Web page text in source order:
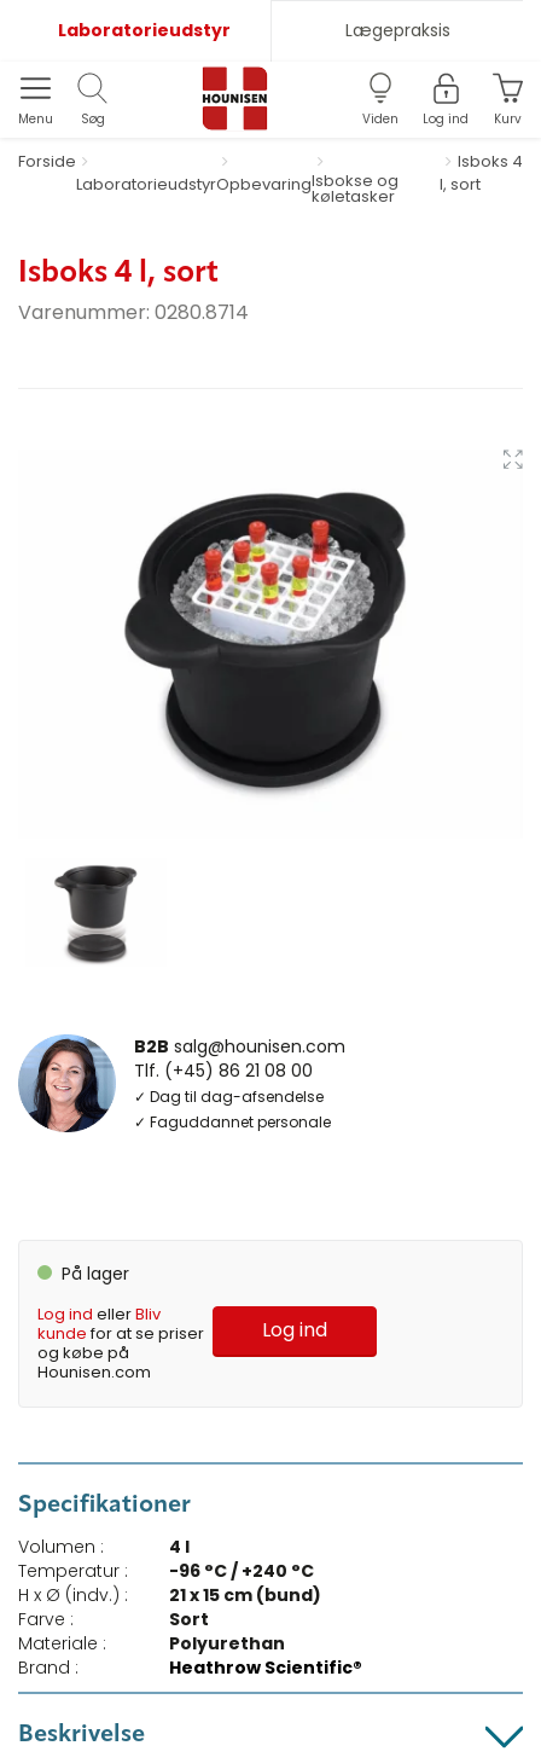
Laboratorieudstyr Lægepraksis
Menu Søg Viden Log ind Kurv
Forside
LaboratorieudstyrOpbevaringIsbokse og
køletasker
Isboks 4
l, sort
Isboks 4 l, sort
Varenummer: 0280.8714
B2B salg@hounisen.com
Tlf. (+45) 86 21 08 00
✓ Dag til dag-afsendelse
✓ Faguddannet personale
På lager
Log ind ellerBliv
kundefor at se priser
og købe på
Hounisen.com
Log ind
Specifikationer
Volumen :
4 l
Temperatur :
-96 °C / +240 °C
H x Ø (indv.) :
21 x 15 cm (bund)
Farve :
Sort
Materiale :
Polyurethan
Brand :
Heathrow Scientific®
Beskrivelse